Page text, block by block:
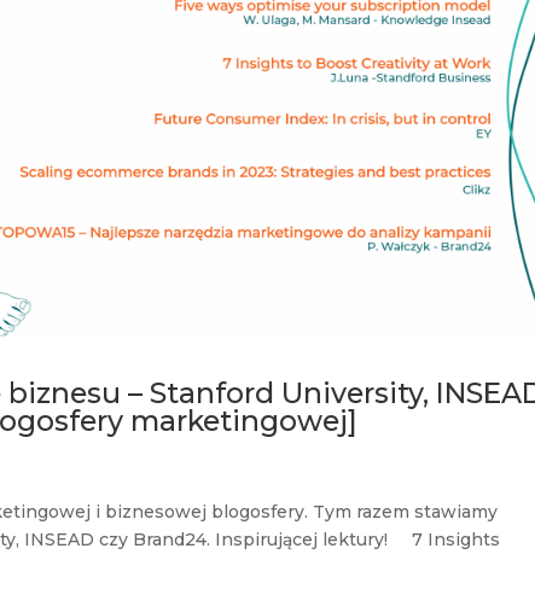
– Stanford University,
marketingowej]
i biznesowej blogosfery. Tym razem stawiamy
INSEAD czy Brand24. Inspirującej lektury! 7 Insights